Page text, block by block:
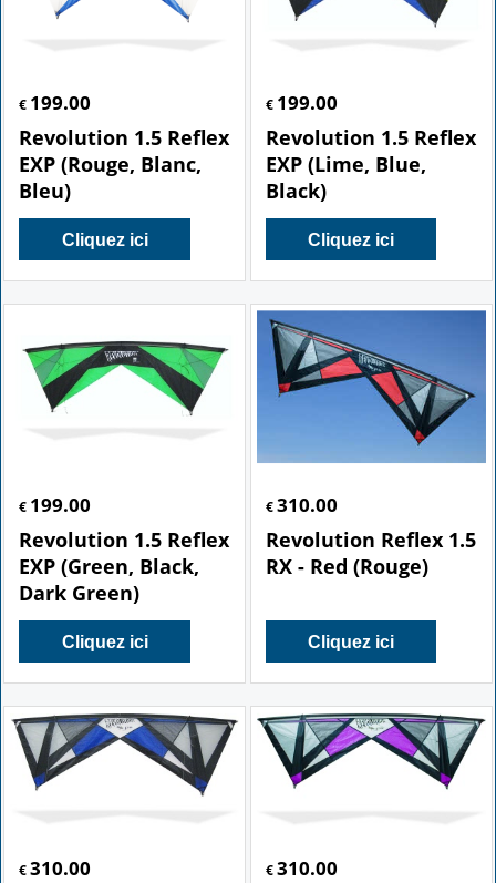
€ 199.00
Revolution 1.5 Reflex
EXP (Rouge, Blanc,
Bleu)
Cliquez ici
€ 199.00
Revolution 1.5 Reflex
EXP (Lime, Blue,
Black)
Cliquez ici
€ 199.00
Revolution 1.5 Reflex
EXP (Green, Black,
Dark Green)
Cliquez ici
€310.00
Revolution Reflex 1.5
RX - Red (Rouge)
Cliquez ici
€ 310.00
€310.00